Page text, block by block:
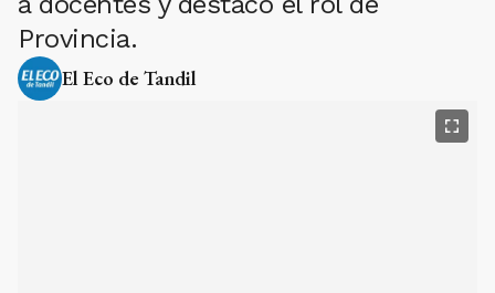
Provincia.
El Eco de Tandil